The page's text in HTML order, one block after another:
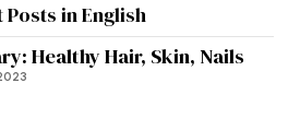
Posts in English
Healthy Hair, Skin, Nails